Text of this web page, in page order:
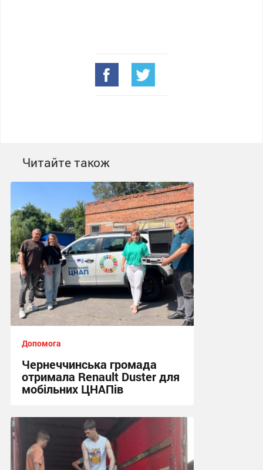
Читайте також
Допомога
Чернеччинська громада
отримала Renault Duster для
мобільних ЦНАПів
16:29 сьогодні